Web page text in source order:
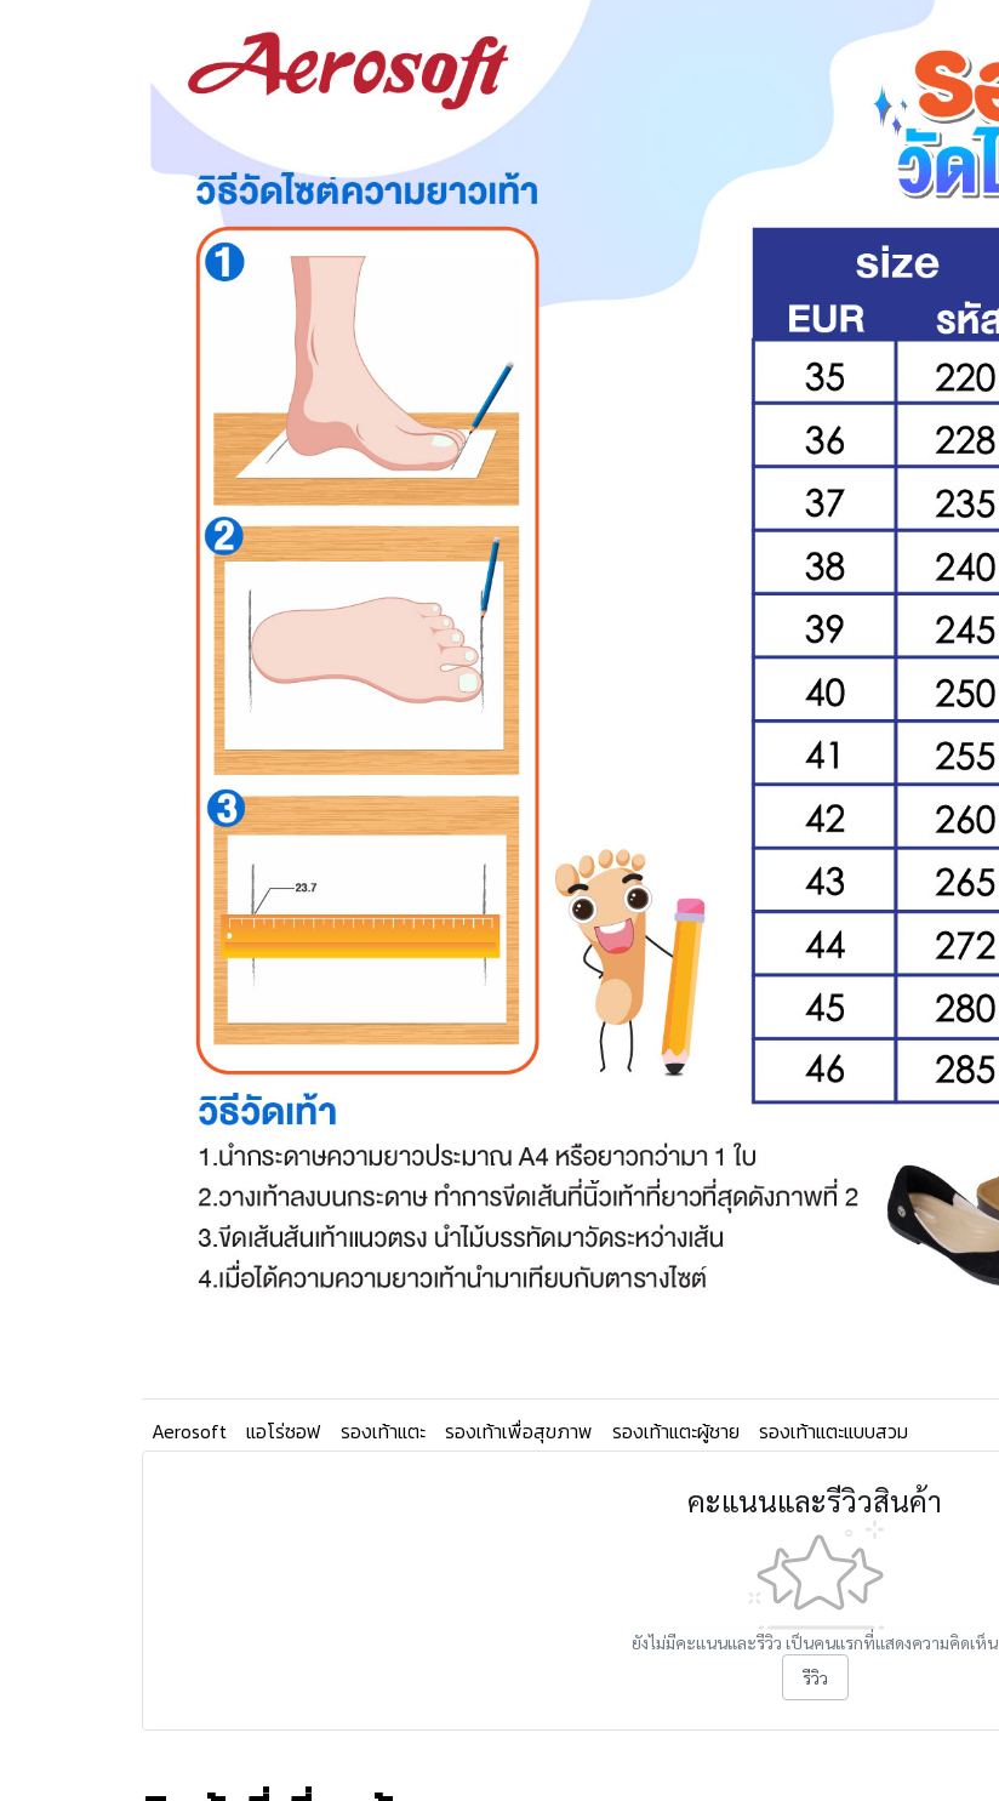
Aerosoft แอโร่ซอฟ รองเท้าแตะ รองเท้าเพื่อสุขภาพ รองเท้าแตะผู้ชาย รองเท้าแตะแบบสวม
คะแนนและรีวิวสินค้า
ยังไม่มีคะแนนและรีวิว เป็นคนแรกที่แสดงความคิดเห็น
รีวิว